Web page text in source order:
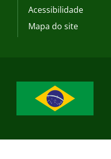
Acessibilidade
Mapa do site